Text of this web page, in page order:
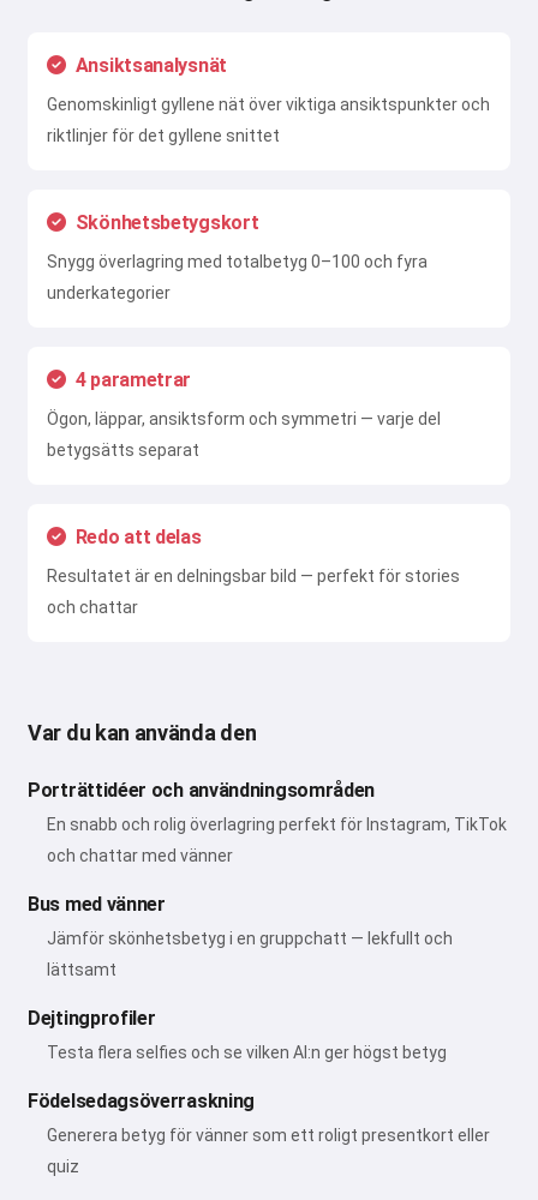
Ansiktsanalysnät
Genomskinligt gyllene nät över viktiga ansiktspunkter och
riktlinjer för det gyllene snittet
Skönhetsbetygskort
Snygg överlagring med totalbetyg 0–100 och fyra
underkategorier
4 parametrar
Ögon, läppar, ansiktsform och symmetri — varje del
betygsätts separat
Redo att delas
Resultatet är en delningsbar bild — perfekt för stories
och chattar
Var du kan använda den
Porträttidéer och användningsområden
En snabb och rolig överlagring perfekt för Instagram, TikTok
och chattar med vänner
Bus med vänner
Jämför skönhetsbetyg i en gruppchatt — lekfullt och
lättsamt
Dejtingprofiler
Testa flera selfies och se vilken AI:n ger högst betyg
Födelsedagsöverraskning
Generera betyg för vänner som ett roligt presentkort eller
quiz